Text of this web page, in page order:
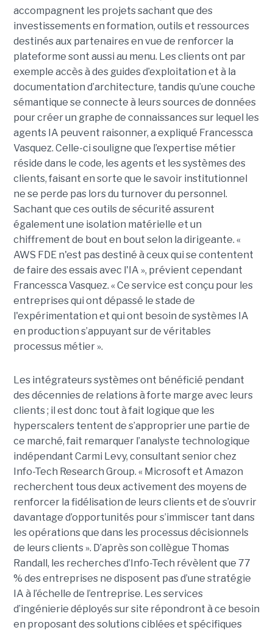
accompagnent les projets sachant que des
investissements en formation, outils et ressources
destinés aux partenaires en vue de renforcer la
plateforme sont aussi au menu. Les clients ont par
exemple accès à des guides d’exploitation et à la
documentation d’architecture, tandis qu’une couche
sémantique se connecte à leurs sources de données
pour créer un graphe de connaissances sur lequel les
agents IA peuvent raisonner, a expliqué Francessca
Vasquez. Celle-ci souligne que l’expertise métier
réside dans le code, les agents et les systèmes des
clients, faisant en sorte que le savoir institutionnel
ne se perde pas lors du turnover du personnel.
Sachant que ces outils de sécurité assurent
également une isolation matérielle et un
chiffrement de bout en bout selon la dirigeante. «
AWS FDE n'est pas destiné à ceux qui se contentent
de faire des essais avec l'IA », prévient cependant
Francessca Vasquez. « Ce service est conçu pour les
entreprises qui ont dépassé le stade de
l'expérimentation et qui ont besoin de systèmes IA
en production s’appuyant sur de véritables
processus métier ».
Les intégrateurs systèmes ont bénéficié pendant
des décennies de relations à forte marge avec leurs
clients ; il est donc tout à fait logique que les
hyperscalers tentent de s’approprier une partie de
ce marché, fait remarquer l’analyste technologique
indépendant Carmi Levy, consultant senior chez
Info-Tech Research Group. « Microsoft et Amazon
recherchent tous deux activement des moyens de
renforcer la fidélisation de leurs clients et de s’ouvrir
davantage d’opportunités pour s’immiscer tant dans
les opérations que dans les processus décisionnels
de leurs clients ». D’après son collègue Thomas
Randall, les recherches d’Info-Tech révèlent que 77
% des entreprises ne disposent pas d’une stratégie
IA à l’échelle de l’entreprise. Les services
d’ingénierie déployés sur site répondront à ce besoin
en proposant des solutions ciblées et spécifiques